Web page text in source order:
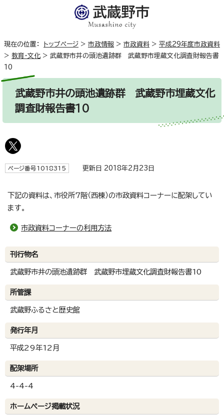
現在の位置： トップページ > 市政情報 > 市政資料 > 平成29年度市政資料
> 教育・文化 > 武蔵野市井の頭池遺跡群 武蔵野市埋蔵文化調査財報告書
10
武蔵野市井の頭池遺跡群 武蔵野市埋蔵文化
調査財報告書10
ページ番号1018315 更新日 2018年2月23日
下記の資料は、市役所7階（西棟）の市政資料コーナーに配架してい
ます。
市政資料コーナーの利用方法
刊行物名
武蔵野市井の頭池遺跡群 武蔵野市埋蔵文化調査財報告書10
所管課
武蔵野ふるさと歴史館
発行年月
平成29年12月
配架場所
4-4-4
ホームページ掲載状況